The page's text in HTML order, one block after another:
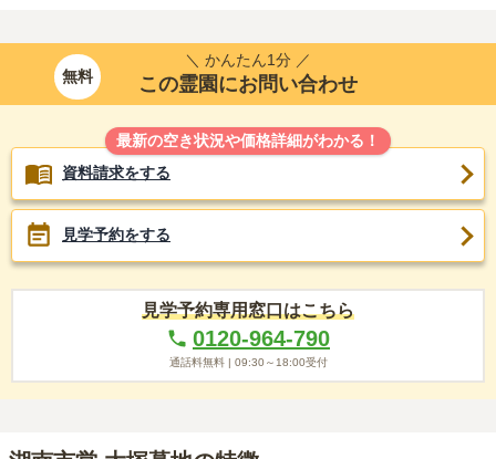
無料
＼ かんたん1分 ／
この霊園にお問い合わせ
最新の空き状況や価格詳細がわかる！
資料請求をする
見学予約をする
見学予約専用窓口はこちら
0120-964-790
通話料無料 | 09:30～18:00受付